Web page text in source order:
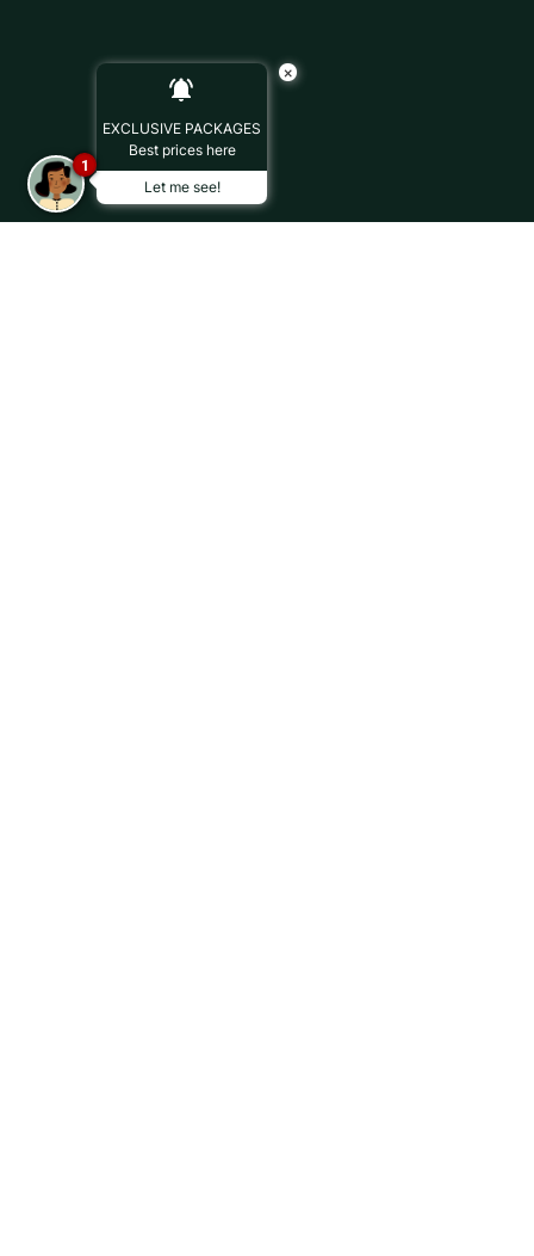
×
EXCLUSIVE PACKAGES
Best prices here
Let me see!
1